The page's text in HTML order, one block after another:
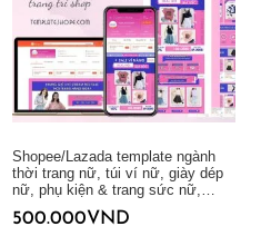
Shopee/Lazada template ngành
thời trang nữ, túi ví nữ, giày dép
nữ, phụ kiện & trang sức nữ,…
500.000VND